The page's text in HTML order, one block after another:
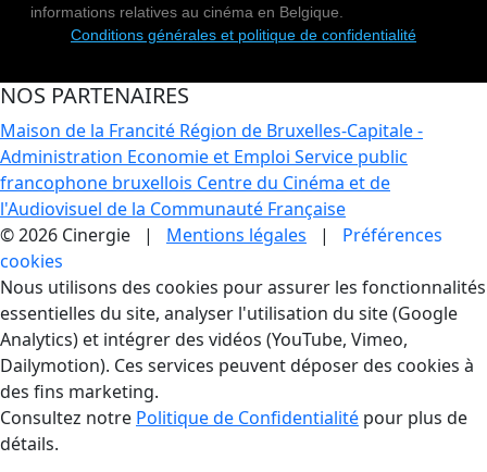
informations relatives au cinéma en Belgique.
Conditions générales et politique de confidentialité
NOS PARTENAIRES
Maison de la Francité Région de Bruxelles-Capitale -
Administration Economie et Emploi Service public
francophone bruxellois Centre du Cinéma et de
l'Audiovisuel de la Communauté Française
© 2026 Cinergie | Mentions légales | Préférences
cookies
Gestion des Cookies
Nous utilisons des cookies pour assurer les fonctionnalités
essentielles du site, analyser l'utilisation du site (Google
Analytics) et intégrer des vidéos (YouTube, Vimeo,
Dailymotion). Ces services peuvent déposer des cookies à
des fins marketing.
Consultez notre Politique de Confidentialité pour plus de
détails.